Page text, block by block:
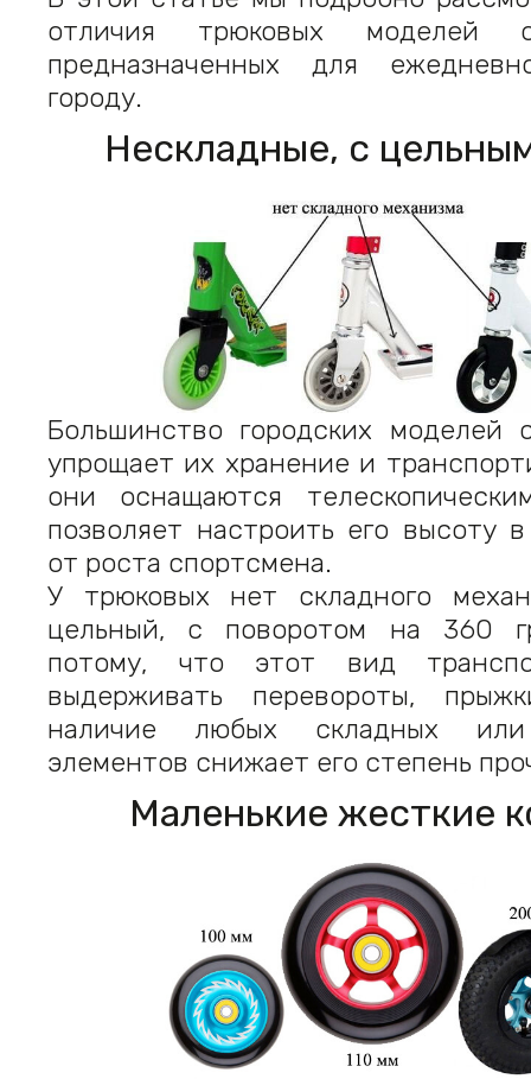
отличия трюковых моделей
предназначенных для
городу.
Нескладные, с
Большинство городских моделей
упрощает их хранение и
они оснащаются
позволяет настроить его высоту
от роста спортсмена.
У трюковых нет складного
цельный, с поворотом на 360
потому, что этот вид
выдерживать перевороты,
наличие любых складных
элементов снижает его степень
Маленькие жесткие